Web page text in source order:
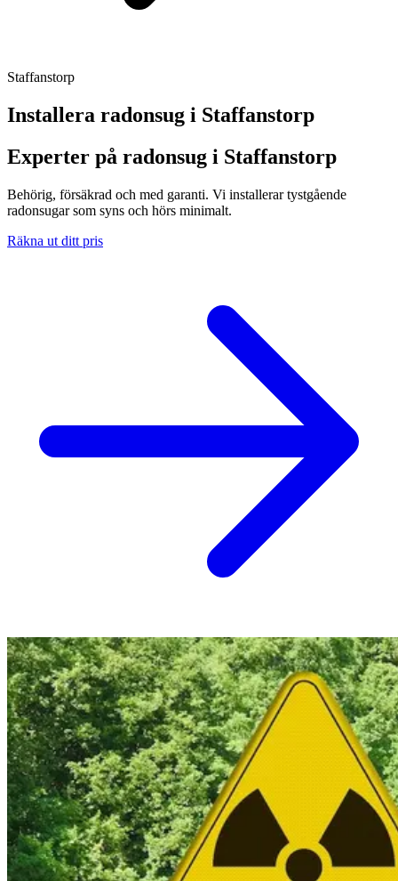
Staffanstorp
Installera radonsug i Staffanstorp
Experter på radonsug i Staffanstorp
Behörig, försäkrad och med garanti. Vi installerar tystgående
radonsugar som syns och hörs minimalt.
Räkna ut ditt pris